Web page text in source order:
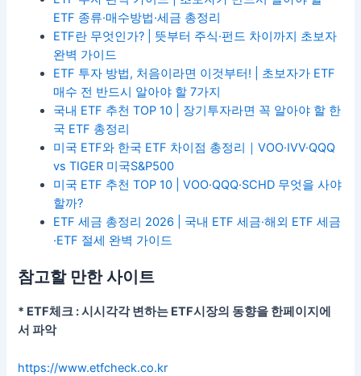
ETF 종류·매수방법·세금 총정리
ETF란 무엇인가? | 뜻부터 주식·펀드 차이까지 초보자
완벽 가이드
ETF 투자 방법, 처음이라면 이것부터! | 초보자가 ETF
매수 전 반드시 알아야 할 7가지
국내 ETF 추천 TOP 10 | 장기투자라면 꼭 알아야 할 한
국 ETF 총정리
미국 ETF와 한국 ETF 차이점 총정리｜VOO·IVV·QQQ
vs TIGER 미국S&P500
미국 ETF 추천 TOP 10 | VOO·QQQ·SCHD 무엇을 사야
할까?
ETF 세금 총정리 2026 | 국내 ETF 세금·해외 ETF 세금
·ETF 절세 완벽 가이드
참고할 만한 사이트
* ETF체크 : 시시각각 변하는 ETF시장의 동향을 한페이지에
서 파악
https://www.etfcheck.co.kr